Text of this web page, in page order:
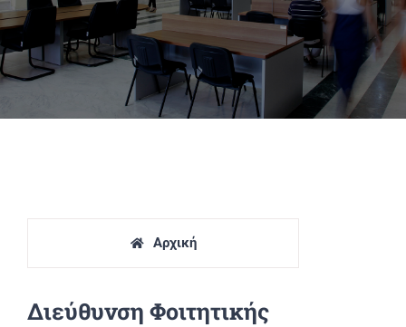
Πανεπιστημιακές Μονάδες
Αρχική
Διεύθυνση Φοιτητικής